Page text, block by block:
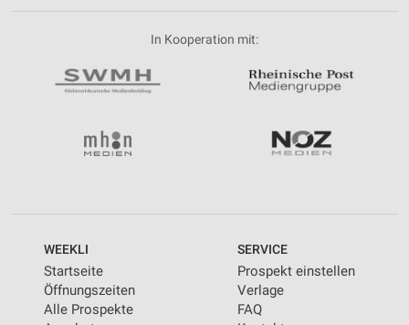
In Kooperation mit:
WEEKLI
Startseite
Öffnungszeiten
Alle Prospekte
SERVICE
Prospekt einstellen
Verlage
FAQ